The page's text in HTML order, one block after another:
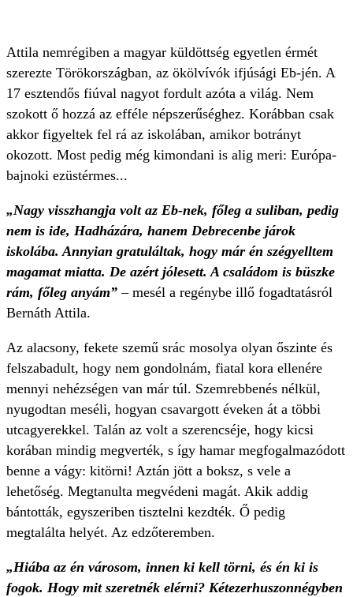
Attila nemrégiben a magyar küldöttség egyetlen érmét
szerezte Törökországban, az ökölvívók ifjúsági Eb-jén. A
17 esztendős fiúval nagyot fordult azóta a világ. Nem
szokott ő hozzá az efféle népszerűséghez. Korábban csak
akkor figyeltek fel rá az iskolában, amikor botrányt
okozott. Most pedig még kimondani is alig meri: Európa-
bajnoki ezüstérmes...
„Nagy visszhangja volt az Eb-nek, főleg a suliban, pedig
nem is ide, Hadházára, hanem Debrecenbe járok
iskolába. Annyian gratuláltak, hogy már én szégyelltem
magamat miatta. De azért jólesett. A családom is büszke
rám, főleg anyám” – mesél a regénybe illő fogadtatásról
Bernáth Attila.
Az alacsony, fekete szemű srác mosolya olyan őszinte és
felszabadult, hogy nem gondolnám, fiatal kora ellenére
mennyi nehézségen van már túl. Szemrebbenés nélkül,
nyugodtan meséli, hogyan csavargott éveken át a többi
utcagyerekkel. Talán az volt a szerencséje, hogy kicsi
korában mindig megverték, s így hamar megfogalmazódott
benne a vágy: kitörni! Aztán jött a boksz, s vele a
lehetőség. Megtanulta megvédeni magát. Akik addig
bántották, egyszeriben tisztelni kezdték. Ő pedig
megtalálta helyét. Az edzőteremben.
„Hiába az én városom, innen ki kell törni, és én ki is
fogok. Hogy mit szeretnék elérni? Kétezerhuszonnégyben